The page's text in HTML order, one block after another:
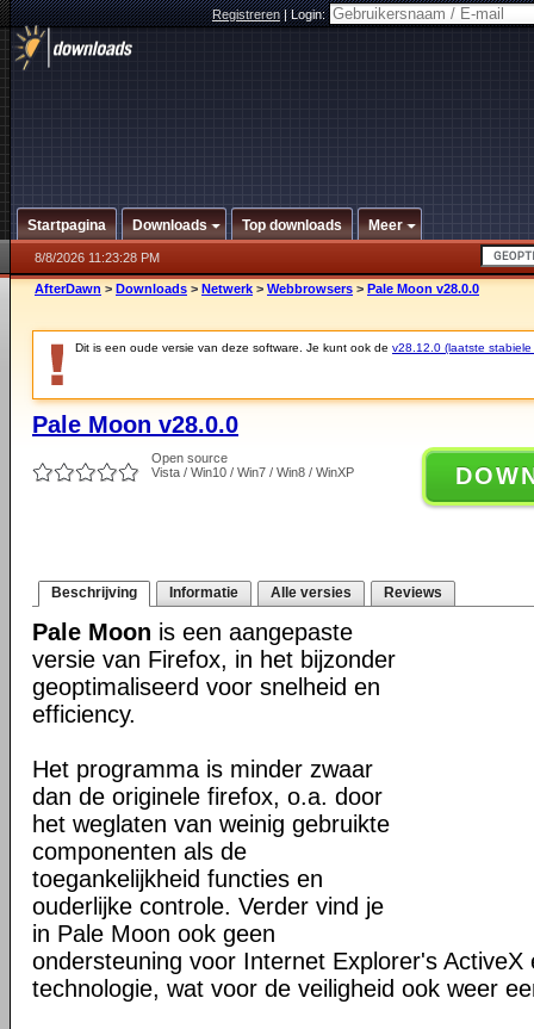
Registreren|Login:
Startpagina Downloads Top downloads Meer
8/8/2026 11:23:28 PM
AfterDawn > Downloads > Netwerk > Webbrowsers > Pale Moon v28.0.0
Dit is een oude versie van deze software. Je kunt ook de v28.12.0 (laatste stabiele
Pale Moon v28.0.0
Open source
Vista / Win10 / Win7 / Win8 / WinXP
Beschrijving Informatie Alle versies Reviews
Pale Moon is een aangepaste
versie van Firefox, in het bijzonder
geoptimaliseerd voor snelheid en
efficiency.
Het programma is minder zwaar
dan de originele firefox, o.a. door
het weglaten van weinig gebruikte
componenten als de
toegankelijkheid functies en
ouderlijke controle. Verder vind je
in Pale Moon ook geen
ondersteuning voor Internet Explorer's ActiveX
technologie, wat voor de veiligheid ook weer